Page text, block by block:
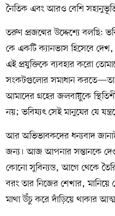
নৈতিক এবং আরও বেশি
তরুণ প্রজন্মের উদ্দেশ্যে বলছি:
কে একটি ক্যানভাস হিসেবে
এই প্রযুক্তিকে ব্যবহার করো
সংকটগুলোর সমাধান করতে—তা
আমাদের গ্রহের জলবায়ুকে
নয়; ভবিষ্যৎ সেই মানুষের যে
আর অভিভাবকদের ধন্যবাদ
জন্য। আজ আপনার সন্তানকে
কোনো সুবিন্যস্ত, আগে থেকে
বরং তার নিজের শেখার,
মাথা উঁচু করে দাঁড়িয়ে থাকার